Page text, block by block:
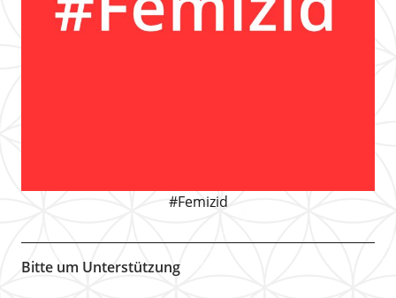
#Femizid
Bitte um Unterstützung